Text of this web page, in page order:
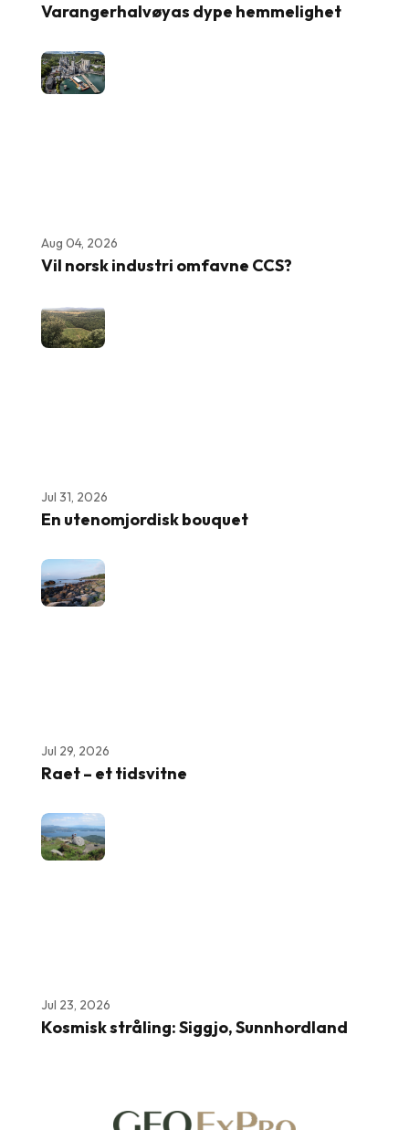
Varangerhalvøyas dype hemmelighet
Aug 04, 2026
Vil norsk industri omfavne CCS?
Jul 31, 2026
En utenomjordisk bouquet
Jul 29, 2026
Raet – et tidsvitne
Jul 23, 2026
Kosmisk stråling: Siggjo, Sunnhordland